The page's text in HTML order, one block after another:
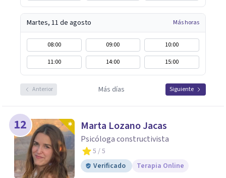
Martes, 11 de agosto Más horas
08:00 09:00
10:00
11:00
14:00 15:00
Anterior Más días Siguiente
12 Marta Lozano Jacas
Psicóloga constructivista
5 / 5
Verificado
Terapia Online